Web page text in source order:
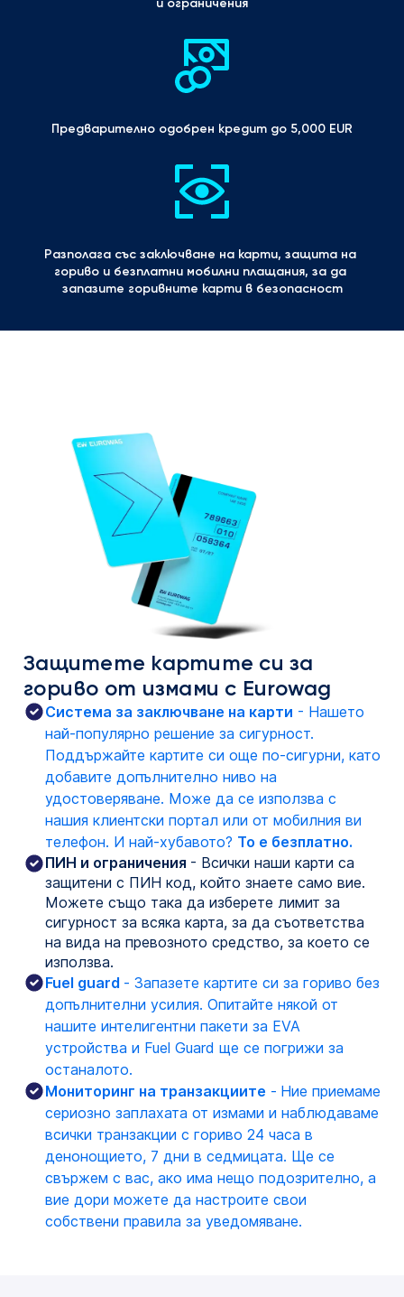
Предварително одобрен кредит до 5,000 EUR
Разполага със заключване на карти, защита на
гориво и безплатни мобилни плащания, за да
запазите горивните карти в безопасност
Защитете картите си за
гориво от измами с Eurowag
Система за заключване на карти - Нашето
най-популярно решение за сигурност.
Поддържайте картите си още по-сигурни, като
добавите допълнително ниво на
удостоверяване. Може да се използва с
нашия клиентски портал или от мобилния ви
телефон. И най-хубавото? То е безплатно.
ПИН и ограничения - Всички наши карти са
защитени с ПИН код, който знаете само вие.
Можете също така да изберете лимит за
сигурност за всяка карта, за да съответства
на вида на превозното средство, за което се
използва.
Fuel guard - Запазете картите си за гориво без
допълнителни усилия. Опитайте някой от
нашите интелигентни пакети за EVA
устройства и Fuel Guard ще се погрижи за
останалото.
Мониторинг на транзакциите - Ние приемаме
сериозно заплахата от измами и наблюдаваме
всички транзакции с гориво 24 часа в
денонощието, 7 дни в седмицата. Ще се
свържем с вас, ако има нещо подозрително, а
вие дори можете да настроите свои
собствени правила за уведомяване.